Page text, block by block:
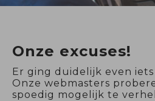
Onze excuses!
Er ging duidelijk even
Onze webmasters
spoedig mogelijk te